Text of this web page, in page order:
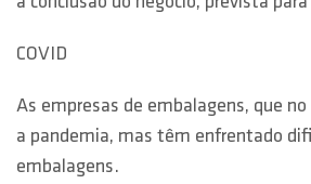
COVID
As empresas de embalagens, que
a pandemia, mas têm enfrentado
embalagens.